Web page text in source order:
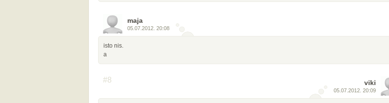
maja
05.07.2012. 20:08
isto nis.
a
viki
05.07.2012. 20:09
#8